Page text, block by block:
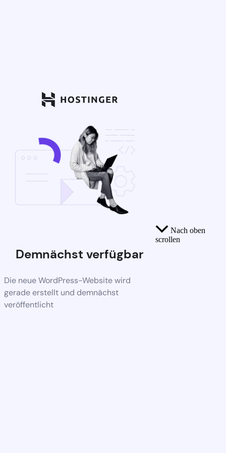
Demnächst verfügbar
Die neue WordPress-Website wird
gerade erstellt und demnächst
veröffentlicht
Nach oben
scrollen